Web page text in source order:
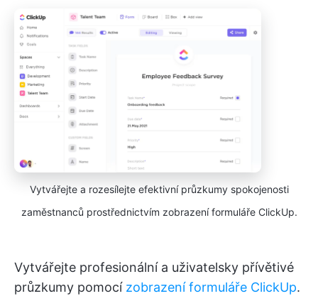
Vytvářejte a rozesílejte efektivní průzkumy spokojenosti
zaměstnanců prostřednictvím zobrazení formuláře ClickUp.
Vytvářejte profesionální a uživatelsky přívětivé
průzkumy pomocí zobrazení formuláře ClickUp.